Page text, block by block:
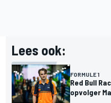
Lees ook:
FORMULE 1
Red Bull
opvolger